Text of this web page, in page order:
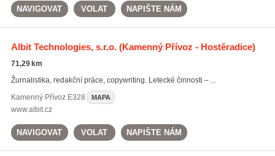
NAVIGOVAT VOLAT NAPIŠTE NÁM
Albit Technologies, s.r.o.(Kamenný Přívoz - Hostěradice)
71,29 km
Žurnalistika, redakční práce, copywriting. Letecké činnosti – ...
Kamenný PřívozE328 MAPA
www.albit.cz
NAVIGOVAT VOLAT NAPIŠTE NÁM